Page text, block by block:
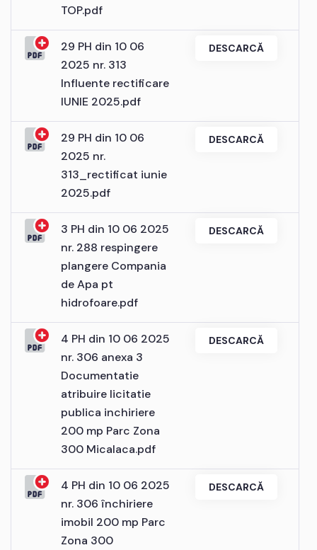
TOP.pdf
29 PH din 10 06
2025 nr. 313
Influente rectificare
IUNIE 2025.pdf
DESCARCĂ
29 PH din 10 06
2025 nr.
313_rectificat iunie
2025.pdf
DESCARCĂ
3 PH din 10 06 2025
nr. 288 respingere
plangere Compania
de Apa pt
hidrofoare.pdf
DESCARCĂ
4 PH din 10 06 2025
nr. 306 anexa 3
Documentatie
atribuire licitatie
publica inchiriere
200 mp Parc Zona
300 Micalaca.pdf
DESCARCĂ
4 PH din 10 06 2025
nr. 306 închiriere
imobil 200 mp Parc
Zona 300
DESCARCĂ